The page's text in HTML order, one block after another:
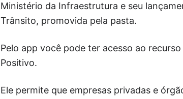
Ministério da Infraestrutura e seu
Trânsito, promovida pela pasta.
Pelo app você pode ter acesso ao
Positivo.
Ele permite que empresas privadas e